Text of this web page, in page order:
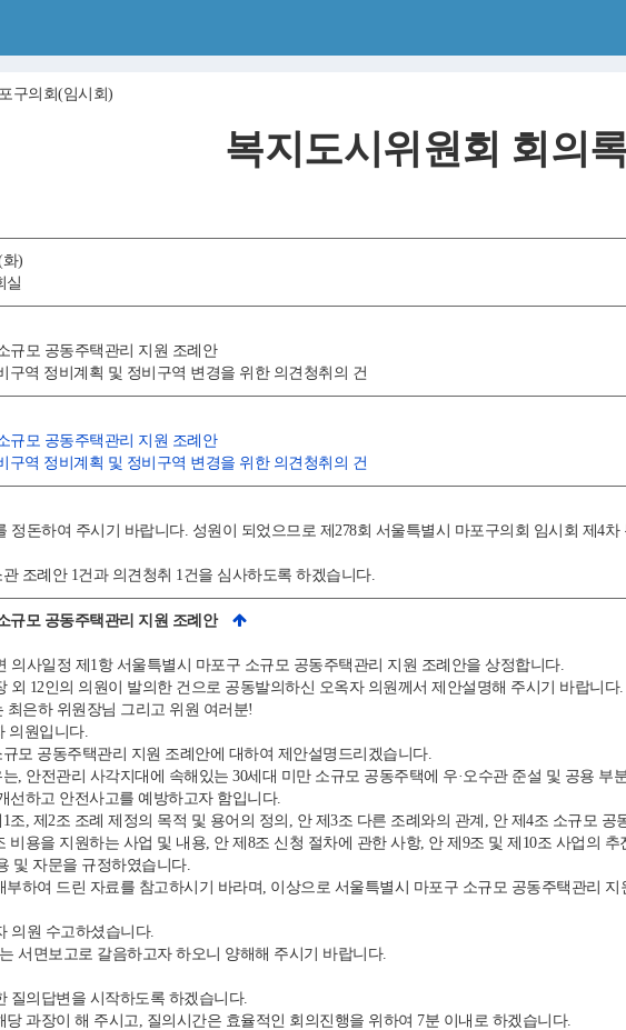
구의회(임시회)
복지도시위원회 회의
화)
실
규모 공동주택관리 지원 조례안
구역 정비계획 및 정비구역 변경을 위한 의견청취의 건
규모 공동주택관리 지원 조례안
구역 정비계획 및 정비구역 변경을 위한 의견청취의 건
정돈하여 주시기 바랍니다. 성원이 되었으므로 제278회 서울특별시 마포구의회 임시회 제4
조례안 1건과 의견청취 1건을 심사하도록 하겠습니다.
규모 공동주택관리 지원 조례안
의사일정 제1항 서울특별시 마포구 소규모 공동주택관리 지원 조례안을 상정합니다.
외 12인의 의원이 발의한 건으로 공동발의하신 오옥자 의원께서 제안설명해 주시기 바랍니다.
최은하 위원장님 그리고 위원 여러분!
의원입니다.
모 공동주택관리 지원 조례안에 대하여 제안설명드리겠습니다.
, 안전관리 사각지대에 속해있는 30세대 미만 소규모 공동주택에 우·오수관 준설 및 공용 부
선하고 안전사고를 예방하고자 함입니다.
조, 제2조 조례 제정의 목적 및 용어의 정의, 안 제3조 다른 조례와의 관계, 안 제4조 소규모
비용을 지원하는 사업 및 내용, 안 제8조 신청 절차에 관한 사항, 안 제9조 및 제10조 사업의
및 자문을 규정하였습니다.
부하여 드린 자료를 참고하시기 바라며, 이상으로 서울특별시 마포구 소규모 공동주택관리
의원 수고하셨습니다.
서면보고로 갈음하고자 하오니 양해해 주시기 바랍니다.
질의답변을 시작하도록 하겠습니다.
당 과장이 해 주시고, 질의시간은 효율적인 회의진행을 위하여 7분 이내로 하겠습니다.